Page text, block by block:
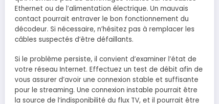
Ethernet ou de l’alimentation électrique. Un mauvais
contact pourrait entraver le bon fonctionnement du
décodeur. Si nécessaire, n’hésitez pas à remplacer les
câbles suspectés d’être défaillants.
Si le problème persiste, il convient d’examiner l’état de
votre réseau Internet. Effectuez un test de débit afin de
vous assurer d’avoir une connexion stable et suffisante
pour le streaming. Une connexion instable pourrait être
la source de l’indisponibilité du flux TV, et il pourrait être